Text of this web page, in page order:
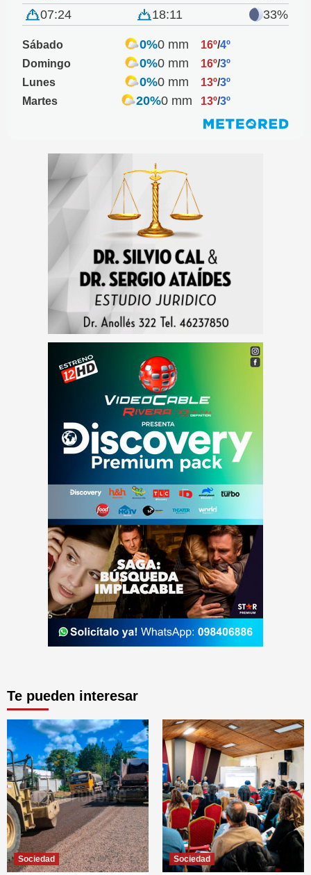
07:24 18:11 33%
Sábado 0%0 mm 16º/4º
Domingo
0%0 mm 16º/3º
Lunes
0%0 mm 13º/3º
Martes
20%0 mm 13º/3º
Te pueden interesar
Sociedad Sociedad